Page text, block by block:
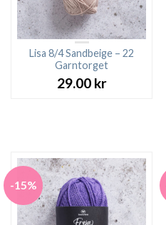
Lisa 8/4 Sandbeige – 22
Garntorget
29.00 kr
-15%